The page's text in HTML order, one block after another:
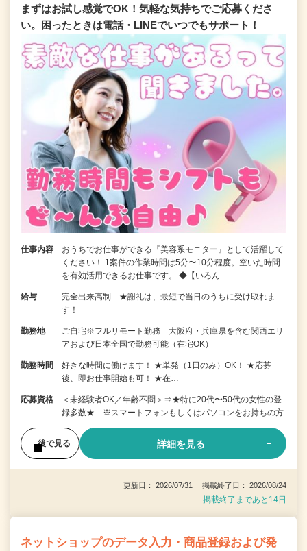
まずはお試し感覚でOK！気軽な気持ちでご応募くださ
い。困ったときは電話・LINEでいつでもサポート！
仕事内容
おうちでお仕事ができる『美容系モニター』として活躍して
ください！ 1案件の作業時間は5分〜10分程度。空いた時間
を有効活用できるお仕事です。 ◆【いろん…
給与
完全出来高制 ★謝礼は、最短で当日のうちに受け取れま
す！
勤務地
ご自宅※フルリモート勤務 大阪府・兵庫県を含む関西エリ
アおよび日本全国で勤務可能（在宅OK）
勤務時間
好きな時間に働けます！ ★単発（1日のみ）OK！ ★応募
後、即お仕事開始も可！ ★在…
応募資格
＜未経験者OK／年齢不問＞⇒★特に20代〜50代の女性の登
録多数★ ※スマートフォンもしくはパソコンをお持ちの方
後で見る 詳細を見る
更新日： 2026/07/31 掲載終了日： 2026/08/24
掲載終了まであと14日
ネットショップのデータ入力・商品登録および発